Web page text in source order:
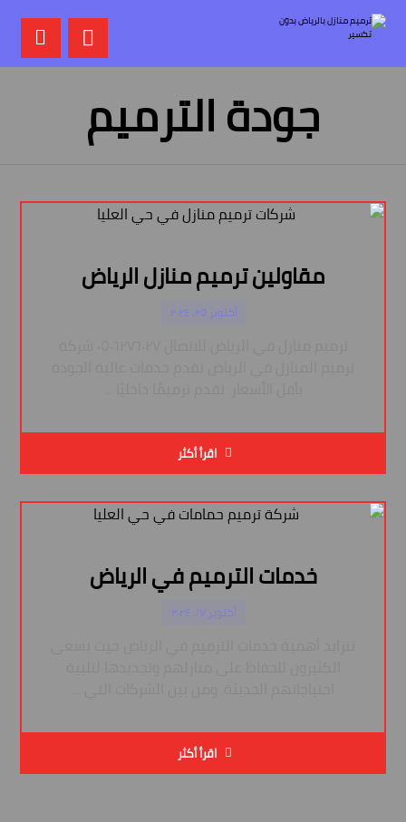
جودة الترميم
مقاولين ترميم منازل الرياض
أكتوبر ٢٥, ٢٠٢٤
اقرأ أكثر
خدمات الترميم في الرياض
أكتوبر ١٧, ٢٠٢٤
اقرأ أكثر